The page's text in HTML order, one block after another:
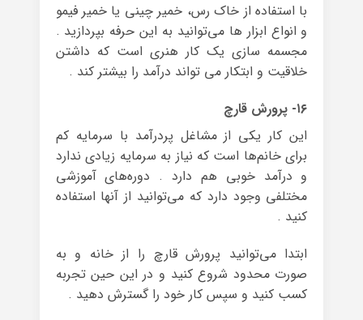
با استفاده از خاک رس، خمیر چینی یا خمیر فیمو
و انواع ابزار ها می‌توانید به این حرفه بپردازید .
مجسمه سازی یک کار هنری است که داشتن
خلاقیت و ابتکار می تواند درآمد را بیشتر کند .
۱۶- پرورش قارچ
این کار یکی از مشاغل پردرآمد با سرمایه کم
برای خانم‌ها است که نیاز به سرمایه زیادی ندارد
و درآمد خوبی هم دارد . دوره‌های آموزشی
مختلفی وجود دارد که می‌توانید از آنها استفاده
کنید .
ابتدا می‌توانید پرورش قارچ را از خانه و به
صورت محدود شروع کنید و در این حین تجربه
کسب کنید و سپس کار خود را گسترش دهید .